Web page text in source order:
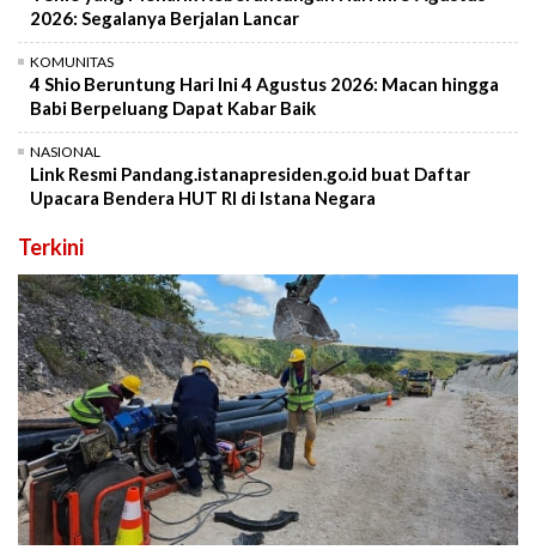
2026: Segalanya Berjalan Lancar
KOMUNITAS
4 Shio Beruntung Hari Ini 4 Agustus 2026: Macan hingga
Babi Berpeluang Dapat Kabar Baik
NASIONAL
Link Resmi Pandang.istanapresiden.go.id buat Daftar
Upacara Bendera HUT RI di Istana Negara
Terkini